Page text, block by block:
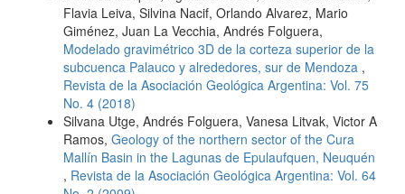
Flavia Leiva, Silvina Nacif, Orlando Alvarez, Mario
Giménez, Juan La Vecchia, Andrés Folguera,
Modelado gravimétrico 3D de la corteza superior de la
subcuenca Palauco y alrededores, sur de Mendoza ,
Revista de la Asociación Geológica Argentina: Vol. 75
No. 4 (2018)
Silvana Utge, Andrés Folguera, Vanesa Litvak, Victor A
Ramos, Geology of the northern sector of the Cura
Mallín Basin in the Lagunas de Epulaufquen, Neuquén
, Revista de la Asociación Geológica Argentina: Vol. 64